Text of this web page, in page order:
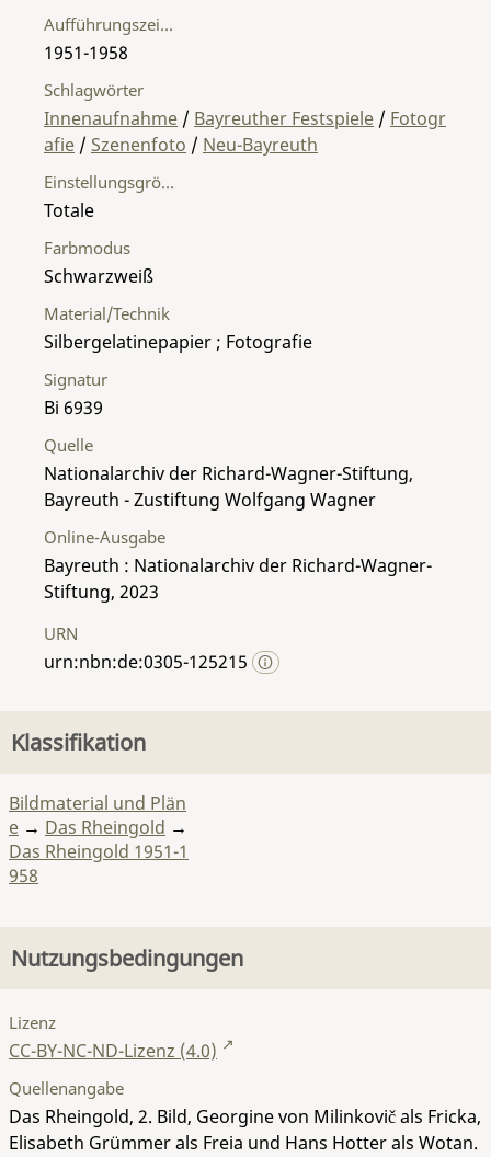
Material/Technik
Silbergelatinepapier ; Fotografie
Einstellungsgröße
Totale
Farbmodus
Schwarzweiß
Aufführungszeitraum
1951-1958
Signatur
Bi 6939
Quelle
Nationalarchiv der Richard-Wagner-Stiftung,
Bayreuth - Zustiftung Wolfgang Wagner
Schlagwörter
Innenaufnahme / Bayreuther Festspiele / Fotogr
afie / Szenenfoto / Neu-Bayreuth
Online-Ausgabe
Bayreuth : Nationalarchiv der Richard-Wagner-
Stiftung, 2023
URN
urn:nbn:de:0305-125215
Klassifikation
Bildmaterial und Plän
e → Das Rheingold →
Das Rheingold 1951-1
958
Nutzungsbedingungen
Lizenz
CC-BY-NC-ND-Lizenz (4.0)
Quellenangabe
Das Rheingold, 2. Bild, Georgine von Milinkovič als Fricka,
Elisabeth Grümmer als Freia und Hans Hotter als Wotan.